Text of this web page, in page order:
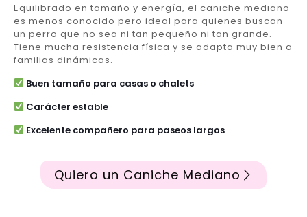
Equilibrado en tamaño y energía, el caniche mediano
es menos conocido pero ideal para quienes buscan
un perro que no sea ni tan pequeño ni tan grande.
Tiene mucha resistencia física y se adapta muy bien a
familias dinámicas.
Buen tamaño para casas o chalets
Carácter estable
Excelente compañero para paseos largos
Quiero un Caniche Mediano